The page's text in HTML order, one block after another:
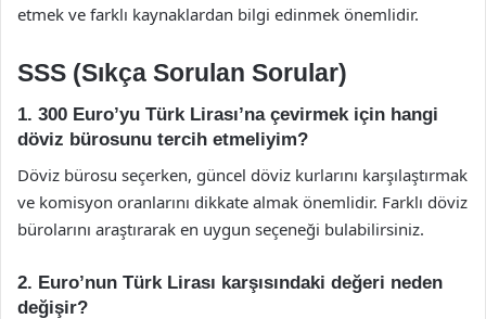
etmek ve farklı kaynaklardan bilgi edinmek önemlidir.
SSS (Sıkça Sorulan Sorular)
1. 300 Euro’yu Türk Lirası’na çevirmek için hangi
döviz bürosunu tercih etmeliyim?
Döviz bürosu seçerken, güncel döviz kurlarını karşılaştırmak
ve komisyon oranlarını dikkate almak önemlidir. Farklı döviz
bürolarını araştırarak en uygun seçeneği bulabilirsiniz.
2. Euro’nun Türk Lirası karşısındaki değeri neden
değişir?